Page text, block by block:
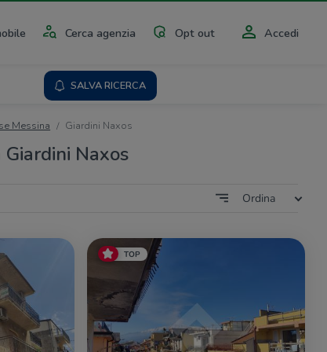
Cerca agenzia Opt out Accedi
SALVA RICERCA
Messina Giardini Naxos
Naxos
Ordina
TOP